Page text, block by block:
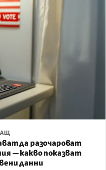
да разочароват
— какво показват
данни